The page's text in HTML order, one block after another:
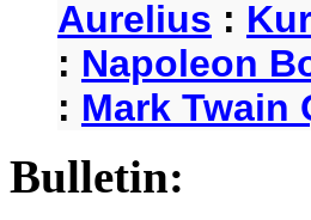
Aurelius :
: Napoleon
: Mark Twain
Bulletin: